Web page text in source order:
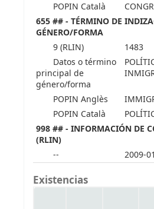
POPIN Català
655 ## - TÉRMINO DE
GÉNERO/FORMA
9 (RLIN)
1483
Datos o término
principal de
género/forma
POPIN Anglès
POPIN Català
998 ## - INFORMACIÓN DE
(RLIN)
--
2009-
Existencias